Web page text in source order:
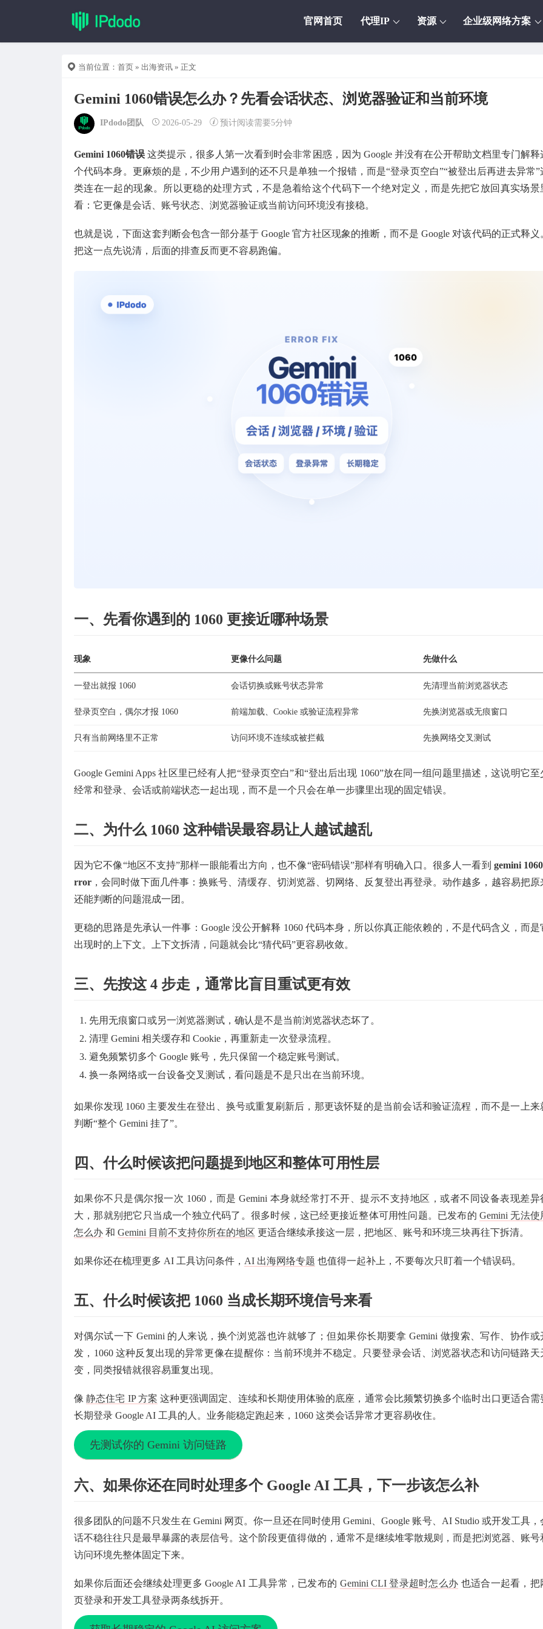
官网首页 代理IP 资源 企业级网络方案
当前位置： 首页 » 出海资讯 » 正文
Gemini 1060错误怎么办？先看会话状态、浏览器验证和当前环境
IPdodo团队 2026-05-29 预计阅读需要5分钟
Gemini 1060错误 这类提示，很多人第一次看到时会非常困惑，因为 Google 并没有在公开帮助文档里专门解释
个代码本身。更麻烦的是，不少用户遇到的还不只是单独一个报错，而是“登录页空白”“被登出后再进去异常”
类连在一起的现象。所以更稳的处理方式，不是急着给这个代码下一个绝对定义，而是先把它放回真实场景
看：它更像是会话、账号状态、浏览器验证或当前访问环境没有接稳。
也就是说，下面这套判断会包含一部分基于 Google 官方社区现象的推断，而不是 Google 对该代码的正式释义
把这一点先说清，后面的排查反而更不容易跑偏。
一、先看你遇到的 1060 更接近哪种场景
现象 更像什么问题 先做什么
一登出就报 1060 会话切换或账号状态异常 先清理当前浏览器状态
登录页空白，偶尔才报 1060 前端加载、Cookie 或验证流程异常 先换浏览器或无痕窗口
只有当前网络里不正常 访问环境不连续或被拦截 先换网络交叉测试
Google Gemini Apps 社区里已经有人把“登录页空白”和“登出后出现 1060”放在同一组问题里描述，这说明它至
经常和登录、会话或前端状态一起出现，而不是一个只会在单一步骤里出现的固定错误。
二、为什么 1060 这种错误最容易让人越试越乱
因为它不像“地区不支持”那样一眼能看出方向，也不像“密码错误”那样有明确入口。很多人一看到 gemini
rror ，会同时做下面几件事：换账号、清缓存、切浏览器、切网络、反复登出再登录。动作越多，越容易把原
还能判断的问题混成一团。
更稳的思路是先承认一件事：Google 没公开解释 1060 代码本身，所以你真正能依赖的，不是代码含义，而是
出现时的上下文。上下文拆清，问题就会比“猜代码”更容易收敛。
三、先按这 4 步走，通常比盲目重试更有效
先用无痕窗口或另一浏览器测试，确认是不是当前浏览器状态坏了。
清理 Gemini 相关缓存和 Cookie，再重新走一次登录流程。
避免频繁切多个 Google 账号，先只保留一个稳定账号测试。
换一条网络或一台设备交叉测试，看问题是不是只出在当前环境。
如果你发现 1060 主要发生在登出、换号或重复刷新后，那更该怀疑的是当前会话和验证流程，而不是一上来
判断“整个 Gemini 挂了”。
四、什么时候该把问题提到地区和整体可用性层
如果你不只是偶尔报一次 1060，而是 Gemini 本身就经常打不开、提示不支持地区，或者不同设备表现差异
大，那就别把它只当成一个独立代码了。很多时候，这已经更接近整体可用性问题。已发布的Gemini 无法使
怎么办 和 Gemini 目前不支持你所在的地区 更适合继续承接这一层，把地区、账号和环境三块再往下拆清。
如果你还在梳理更多 AI 工具访问条件， AI 出海网络专题 也值得一起补上，不要每次只盯着一个错误码。
五、什么时候该把 1060 当成长期环境信号来看
对偶尔试一下 Gemini 的人来说，换个浏览器也许就够了；但如果你长期要拿 Gemini 做搜索、写作、协作或
发，1060 这种反复出现的异常更像在提醒你：当前环境并不稳定。只要登录会话、浏览器状态和访问链路天
变，同类报错就很容易重复出现。
像静态住宅 IP 方案 这种更强调固定、连续和长期使用体验的底座，通常会比频繁切换多个临时出口更适合需
长期登录 Google AI 工具的人。业务能稳定跑起来，1060 这类会话异常才更容易收住。
先测试你的 Gemini 访问链路
六、如果你还在同时处理多个 Google AI 工具，下一步该怎么补
很多团队的问题不只发生在 Gemini 网页。你一旦还在同时使用 Gemini、Google 账号、AI Studio 或开发工具，
话不稳往往只是最早暴露的表层信号。这个阶段更值得做的，通常不是继续堆零散规则，而是把浏览器、账号
访问环境先整体固定下来。
如果你后面还会继续处理更多 Google AI 工具异常，已发布的 Gemini CLI 登录超时怎么办 也适合一起看，把
页登录和开发工具登录两条线拆开。